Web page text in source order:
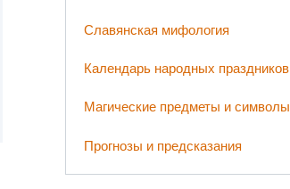
Славянская мифология
Календарь народных праздников
Магические предметы и символы
Прогнозы и предсказания